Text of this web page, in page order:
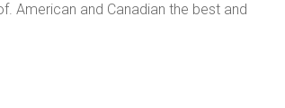
American and Canadian the best and